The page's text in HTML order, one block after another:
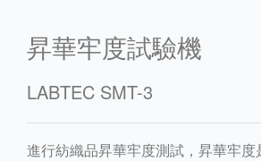
昇華牢度試驗機
LABTEC SMT-3
進行紡織品昇華牢度測試，昇華牢